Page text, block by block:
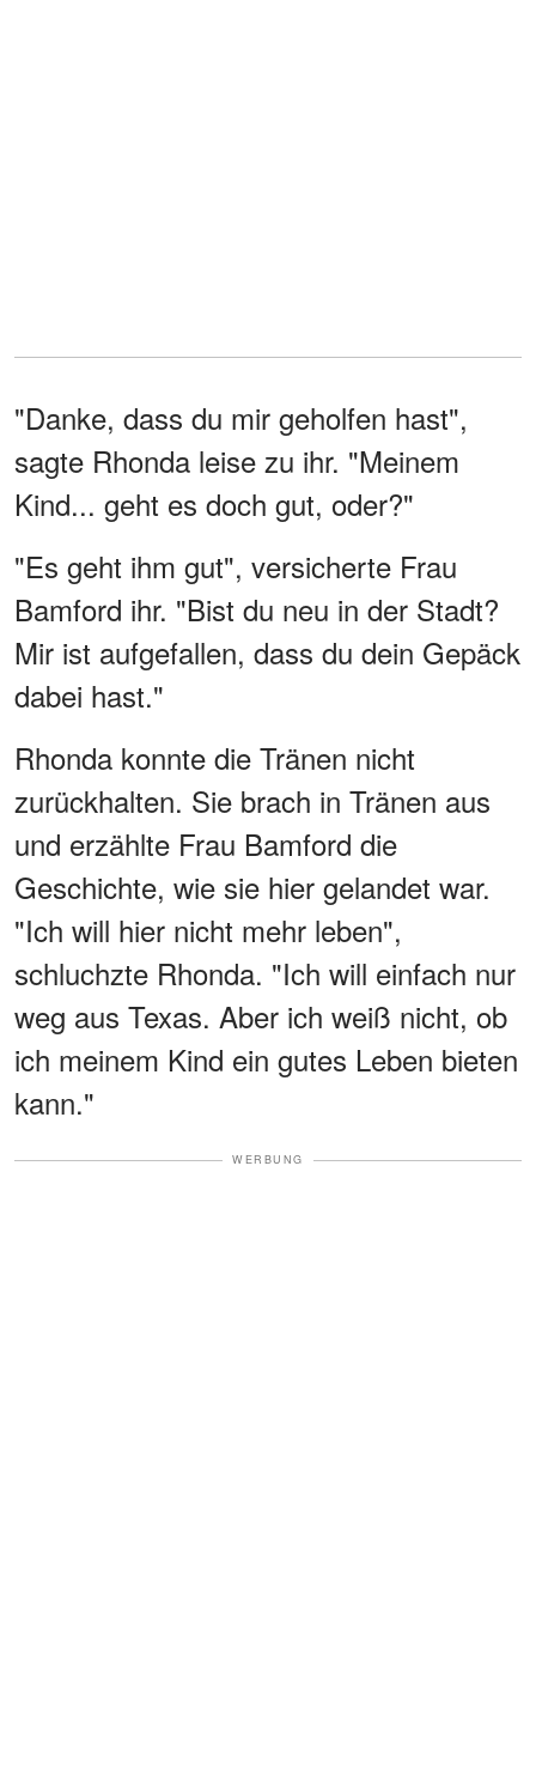
"Danke, dass du mir geholfen hast",
sagte Rhonda leise zu ihr. "Meinem
Kind... geht es doch gut, oder?"
"Es geht ihm gut", versicherte Frau
Bamford ihr. "Bist du neu in der Stadt?
Mir ist aufgefallen, dass du dein Gepäck
dabei hast."
Rhonda konnte die Tränen nicht
zurückhalten. Sie brach in Tränen aus
und erzählte Frau Bamford die
Geschichte, wie sie hier gelandet war.
"Ich will hier nicht mehr leben",
schluchzte Rhonda. "Ich will einfach nur
weg aus Texas. Aber ich weiß nicht, ob
ich meinem Kind ein gutes Leben bieten
kann."
WERBUNG